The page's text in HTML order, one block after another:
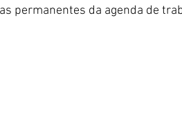
permanentes da agenda de